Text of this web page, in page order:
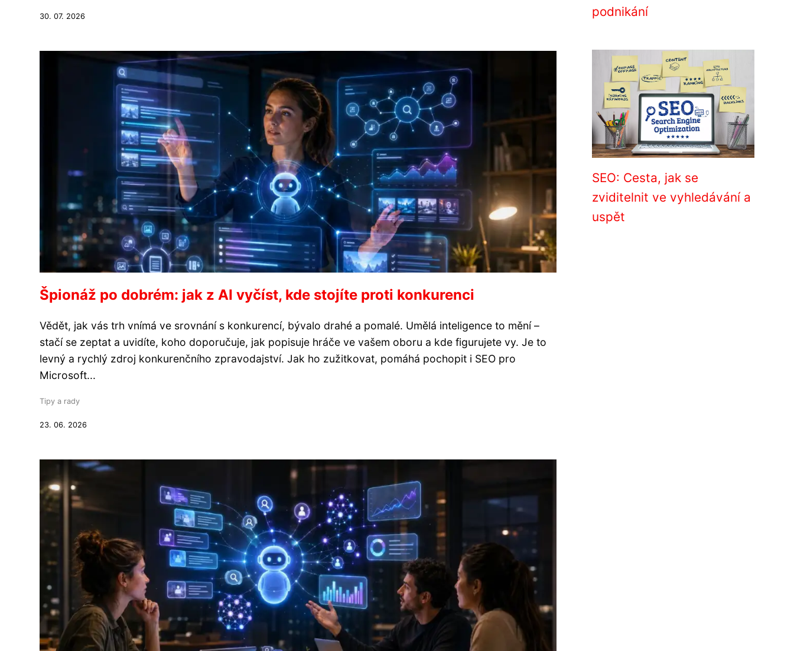
30. 07. 2026
Špionáž po dobrém: jak z AI vyčíst, kde stojíte proti konkurenci
Vědět, jak vás trh vnímá ve srovnání s konkurencí, bývalo drahé a pomalé. Umělá inteligence to mění –
stačí se zeptat a uvidíte, koho doporučuje, jak popisuje hráče ve vašem oboru a kde figurujete vy. Je to
levný a rychlý zdroj konkurenčního zpravodajství. Jak ho zužitkovat, pomáhá pochopit i SEO pro
Microsoft...
Tipy a rady
23. 06. 2026
podnikání
SEO: Cesta, jak se
zviditelnit ve vyhledávání a
uspět